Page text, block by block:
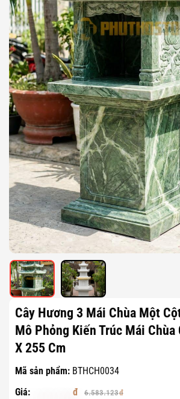
Cây Hương 3 Mái Chùa Một
Mô Phỏng Kiến Trúc Mái Chùa
X 255 Cm
Mã sản phẩm: BTHCH0034
Giá:
6.583.123